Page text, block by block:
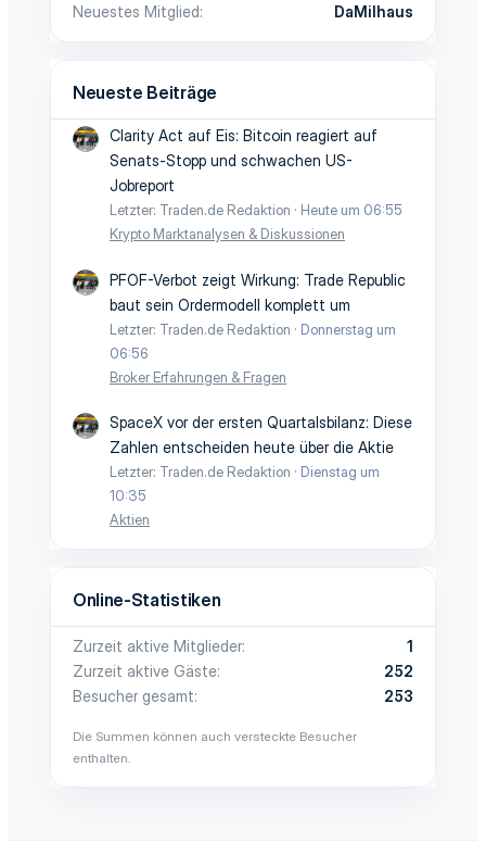
Neuestes Mitglied
DaMilhaus
Neueste Beiträge
Clarity Act auf Eis: Bitcoin reagiert auf
Senats-Stopp und schwachen US-
Jobreport
Letzter: Traden.de Redaktion
Heute um 06:55
Krypto Marktanalysen & Diskussionen
PFOF-Verbot zeigt Wirkung: Trade Republic
baut sein Ordermodell komplett um
Letzter: Traden.de Redaktion
Donnerstag um
06:56
Broker Erfahrungen & Fragen
SpaceX vor der ersten Quartalsbilanz: Diese
Zahlen entscheiden heute über die Aktie
Letzter: Traden.de Redaktion
Dienstag um
10:35
Aktien
Online-Statistiken
Zurzeit aktive Mitglieder
1
Zurzeit aktive Gäste
252
Besucher gesamt
253
Die Summen können auch versteckte Besucher
enthalten.